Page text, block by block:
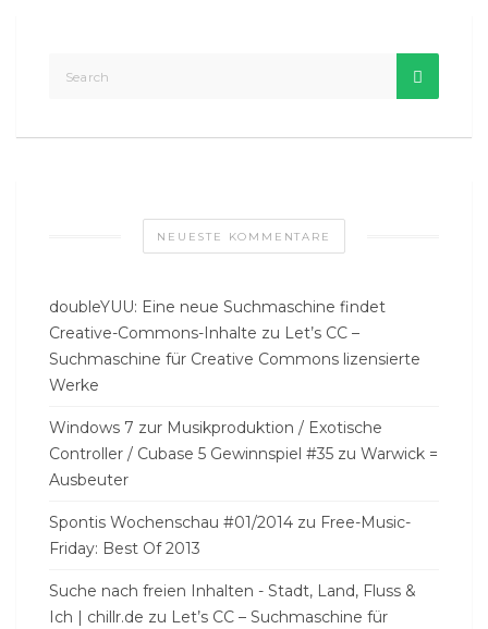
NEUESTE KOMMENTARE
doubleYUU: Eine neue Suchmaschine findet
Creative-Commons-Inhalte zu Let’s CC –
Suchmaschine für Creative Commons lizensierte
Werke
Windows 7 zur Musikproduktion / Exotische
Controller / Cubase 5 Gewinnspiel #35 zu Warwick =
Ausbeuter
Spontis Wochenschau #01/2014 zu Free-Music-
Friday: Best Of 2013
Suche nach freien Inhalten - Stadt, Land, Fluss &
Ich | chillr.de zu Let’s CC – Suchmaschine für